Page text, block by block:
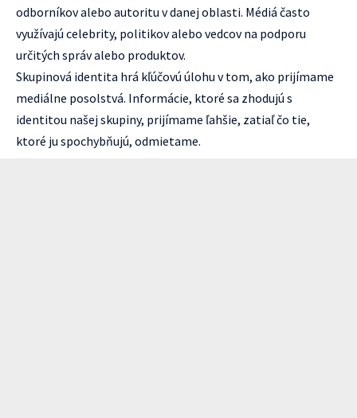
odborníkov alebo autoritu v danej oblasti. Médiá často
využívajú celebrity, politikov alebo vedcov na podporu
určitých správ alebo produktov.
Skupinová identita hrá kľúčovú úlohu v tom, ako prijímame
mediálne posolstvá. Informácie, ktoré sa zhodujú s
identitou našej skupiny, prijímame ľahšie, zatiaľ čo tie,
ktoré ju spochybňujú, odmietame.